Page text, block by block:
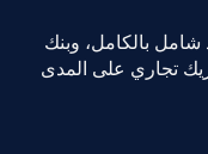
بالكامل، وبنك
تجاري على المدى